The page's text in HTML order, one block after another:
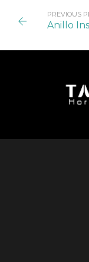
PREVIOUS
Anillo